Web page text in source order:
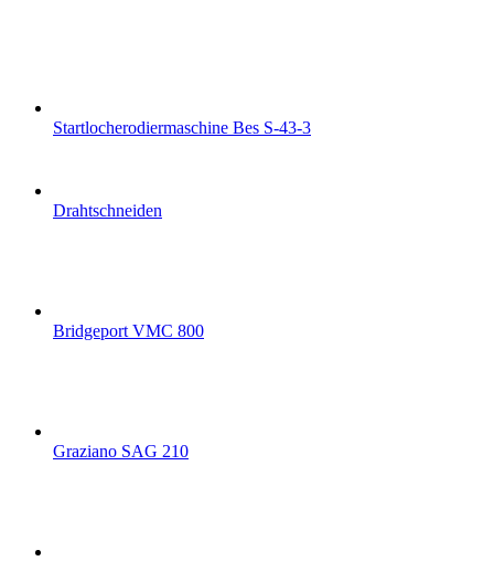
Startlocherodiermaschine Bes S-43-3
Drahtschneiden
Bridgeport VMC 800
Graziano SAG 210